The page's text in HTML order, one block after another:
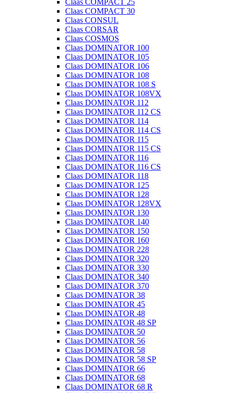
Claas COMPACT 25
Claas COMPACT 30
Claas CONSUL
Claas CORSAR
Claas COSMOS
Claas DOMINATOR 100
Claas DOMINATOR 105
Claas DOMINATOR 106
Claas DOMINATOR 108
Claas DOMINATOR 108 S
Claas DOMINATOR 108VX
Claas DOMINATOR 112
Claas DOMINATOR 112 CS
Claas DOMINATOR 114
Claas DOMINATOR 114 CS
Claas DOMINATOR 115
Claas DOMINATOR 115 CS
Claas DOMINATOR 116
Claas DOMINATOR 116 CS
Claas DOMINATOR 118
Claas DOMINATOR 125
Claas DOMINATOR 128
Claas DOMINATOR 128VX
Claas DOMINATOR 130
Claas DOMINATOR 140
Claas DOMINATOR 150
Claas DOMINATOR 160
Claas DOMINATOR 228
Claas DOMINATOR 320
Claas DOMINATOR 330
Claas DOMINATOR 340
Claas DOMINATOR 370
Claas DOMINATOR 38
Claas DOMINATOR 45
Claas DOMINATOR 48
Claas DOMINATOR 48 SP
Claas DOMINATOR 50
Claas DOMINATOR 56
Claas DOMINATOR 58
Claas DOMINATOR 58 SP
Claas DOMINATOR 66
Claas DOMINATOR 68
Claas DOMINATOR 68 R